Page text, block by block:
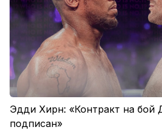
Эдди Хирн: «Контракт на
подписан»